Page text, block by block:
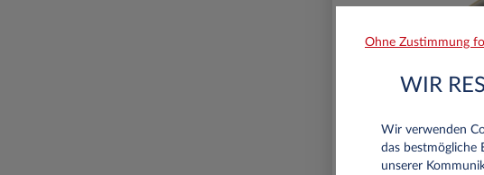
BEV
Ohne Zustimmung
WIR
Wir verwenden
das bestmögliche
unserer